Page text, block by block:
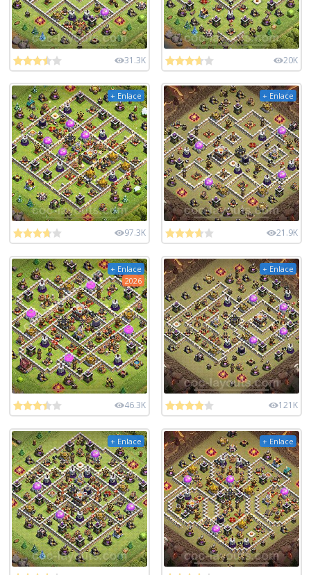
31.3K 20K
+ Enlace
97.3K
+ Enlace
21.9K
+ Enlace
2026
46.3K
+ Enlace
121K
+ Enlace + Enlace